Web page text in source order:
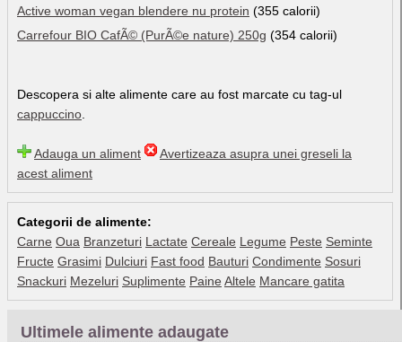
Active woman vegan blendere nu protein (355 calorii)
Carrefour BIO CafÃ© (PurÃ©e nature) 250g (354 calorii)
Descopera si alte alimente care au fost marcate cu tag-ul
cappuccino
Adauga un aliment
Avertizeaza asupra unei greseli la
acest aliment
Categorii de alimente:
Carne Oua Branzeturi Lactate Cereale Legume Peste Seminte
Fructe Grasimi Dulciuri Fast food Bauturi Condimente Sosuri
Snackuri Mezeluri Suplimente Paine Altele Mancare gatita
Ultimele alimente adaugate